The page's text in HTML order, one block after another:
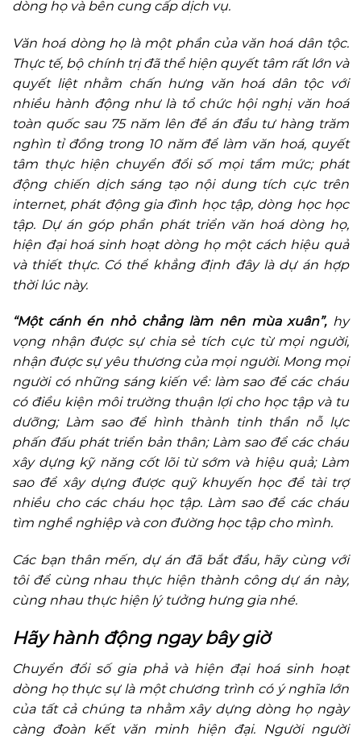
dòng họ và bên cung cấp dịch vụ.
Văn hoá dòng họ là một phần của văn hoá dân tộc.
Thực tế, bộ chính trị đã thể hiện quyết tâm rất lớn và
quyết liệt nhằm chấn hưng văn hoá dân tộc với
nhiều hành động như là tổ chức hội nghị văn hoá
toàn quốc sau 75 năm lên đề án đầu tư hàng trăm
nghìn tỉ đồng trong 10 năm để làm văn hoá, quyết
tâm thực hiện chuyển đổi số mọi tầm mức; phát
động chiến dịch sáng tạo nội dung tích cực trên
internet, phát động gia đình học tập, dòng học học
tập. Dự án góp phần phát triển văn hoá dòng họ,
hiện đại hoá sinh hoạt dòng họ một cách hiệu quả
và thiết thực. Có thể khẳng định đây là dự án hợp
thời lúc này.
“Một cánh én nhỏ chẳng làm nên mùa xuân”,hy
vọng nhận được sự chia sẻ tích cực từ mọi người,
nhận được sự yêu thương của mọi người. Mong mọi
người có những sáng kiến về: làm sao để các cháu
có điều kiện môi trường thuận lợi cho học tập và tu
dưỡng; Làm sao để hình thành tinh thần nỗ lực
phấn đấu phát triển bản thân; Làm sao để các cháu
xây dựng kỹ năng cốt lõi từ sớm và hiệu quả; Làm
sao để xây dựng được quỹ khuyến học để tài trợ
nhiều cho các cháu học tập. Làm sao để các cháu
tìm nghề nghiệp và con đường học tập cho mình.
Các bạn thân mến, dự án đã bắt đầu, hãy cùng với
tôi để cùng nhau thực hiện thành công dự án này,
cùng nhau thực hiện lý tưởng hưng gia nhé.
Hãy hành động ngay bây giờ
Chuyển đổi số gia phả và hiện đại hoá sinh hoạt
dòng họ thực sự là một chương trình có ý nghĩa lớn
của tất cả chúng ta nhằm xây dựng dòng họ ngày
càng đoàn kết văn minh hiện đại. Người người